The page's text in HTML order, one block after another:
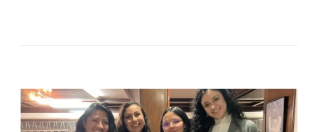
Escritura,
Un